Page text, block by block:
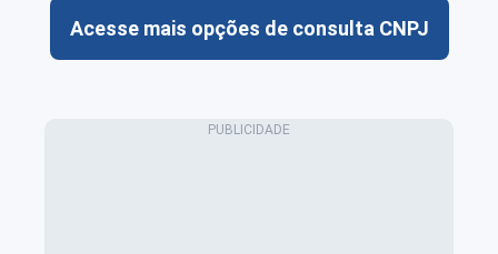
Acesse mais opções de consulta CNPJ